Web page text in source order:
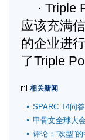
· Triple
应该充满
的企业进
了Triple
相关新闻
SPARC T4问
甲骨文全球大
评论：“欢型”